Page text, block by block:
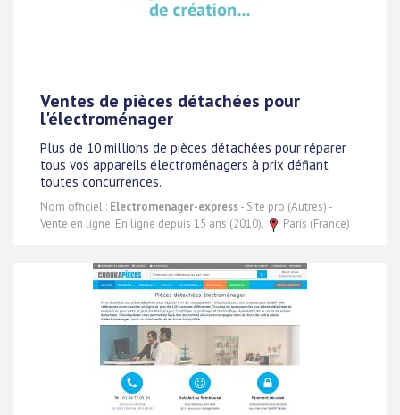
Ventes de pièces détachées pour
l'électroménager
Plus de 10 millions de pièces détachées pour réparer
tous vos appareils électroménagers à prix défiant
toutes concurrences.
Nom officiel : Electromenager-express- Site pro (Autres) -
Vente en ligne. En ligne depuis 15 ans (2010).
Paris (France)